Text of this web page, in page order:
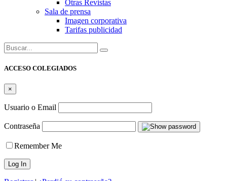
Otras Revistas
Sala de prensa
Imagen corporativa
Tarifas publicidad
Buscar:
ACCESO COLEGIADOS
×
Usuario o Email
Contraseña
Remember Me